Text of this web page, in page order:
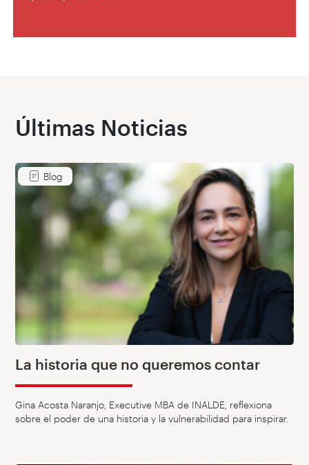
Últimas Noticias
Blog
La historia que no queremos contar
Gina Acosta Naranjo, Executive MBA de INALDE, reflexiona
sobre el poder de una historia y la vulnerabilidad para inspirar.